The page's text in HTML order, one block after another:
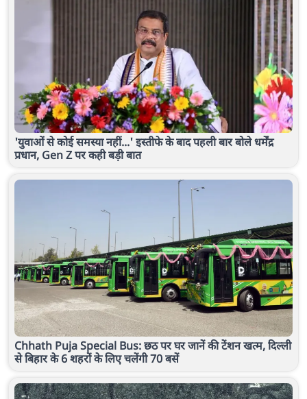
'युवाओं से कोई समस्या नहीं...' इस्तीफे के बाद पहली बार बोले धर्मेंद्र
प्रधान, Gen Z पर कही बड़ी बात
Chhath Puja Special Bus: छठ पर घर जानें की टेंशन खत्म, दिल्ली
से बिहार के 6 शहरों के लिए चलेंगी 70 बसें